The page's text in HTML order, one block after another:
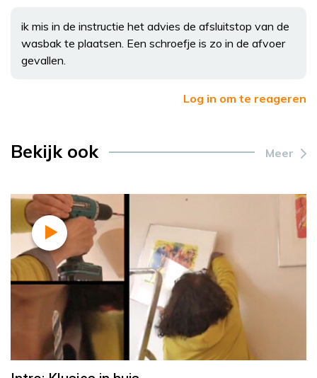
ik mis in de instructie het advies de afsluitstop van de
wasbak te plaatsen. Een schroefje is zo in de afvoer
gevallen.
Log in om te reageren
Bekijk ook Meer